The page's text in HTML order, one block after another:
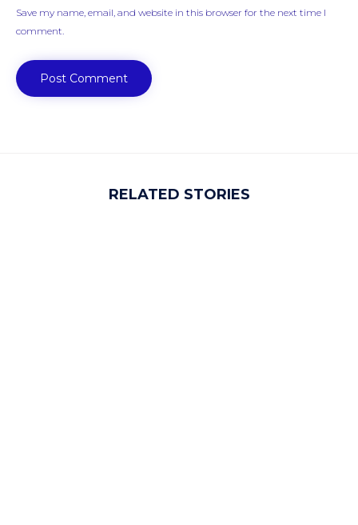
Save my name, email, and website in this browser for the next time I
comment.
RELATED STORIES